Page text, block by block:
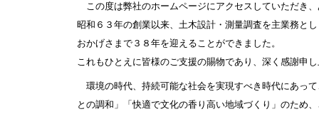
この度は弊社のホームページにアクセスしていただき、
昭和６３年の創業以来、土木設計・測量調査を主業務とし
おかげさまで３８年を迎えることができました。
これもひとえに皆様のご支援の賜物であり、深く感謝申し
環境の時代、持続可能な社会を実現すべき時代にあって、
との調和」
「快適で文化の香り高い地域づくり」のため